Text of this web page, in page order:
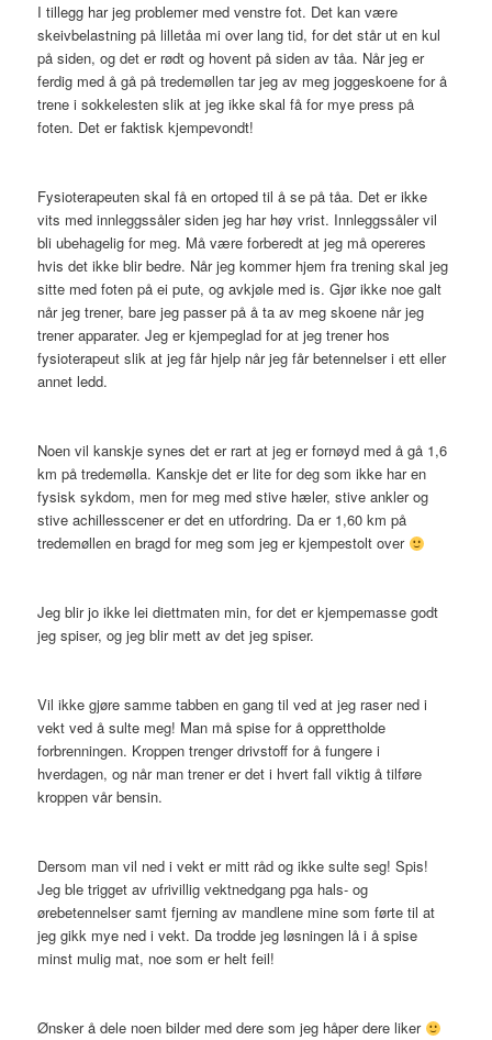
I tillegg har jeg problemer med venstre fot. Det kan være
skeivbelastning på lilletåa mi over lang tid, for det står ut en kul
på siden, og det er rødt og hovent på siden av tåa. Når jeg er
ferdig med å gå på tredemøllen tar jeg av meg joggeskoene for å
trene i sokkelesten slik at jeg ikke skal få for mye press på
foten. Det er faktisk kjempevondt!
Fysioterapeuten skal få en ortoped til å se på tåa. Det er ikke
vits med innleggssåler siden jeg har høy vrist. Innleggssåler vil
bli ubehagelig for meg. Må være forberedt at jeg må opereres
hvis det ikke blir bedre. Når jeg kommer hjem fra trening skal jeg
sitte med foten på ei pute, og avkjøle med is. Gjør ikke noe galt
når jeg trener, bare jeg passer på å ta av meg skoene når jeg
trener apparater. Jeg er kjempeglad for at jeg trener hos
fysioterapeut slik at jeg får hjelp når jeg får betennelser i ett eller
annet ledd.
Noen vil kanskje synes det er rart at jeg er fornøyd med å gå 1,6
km på tredemølla. Kanskje det er lite for deg som ikke har en
fysisk sykdom, men for meg med stive hæler, stive ankler og
stive achillesscener er det en utfordring. Da er 1,60 km på
tredemøllen en bragd for meg som jeg er kjempestolt over
Jeg blir jo ikke lei diettmaten min, for det er kjempemasse godt
jeg spiser, og jeg blir mett av det jeg spiser.
Vil ikke gjøre samme tabben en gang til ved at jeg raser ned i
vekt ved å sulte meg! Man må spise for å opprettholde
forbrenningen. Kroppen trenger drivstoff for å fungere i
hverdagen, og når man trener er det i hvert fall viktig å tilføre
kroppen vår bensin.
Dersom man vil ned i vekt er mitt råd og ikke sulte seg! Spis!
Jeg ble trigget av ufrivillig vektnedgang pga hals- og
ørebetennelser samt fjerning av mandlene mine som førte til at
jeg gikk mye ned i vekt. Da trodde jeg løsningen lå i å spise
minst mulig mat, noe som er helt feil!
Ønsker å dele noen bilder med dere som jeg håper dere liker